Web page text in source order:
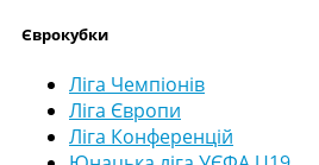
Єврокубки
Ліга Чемпіонів
Ліга Європи
Ліга Конференцій